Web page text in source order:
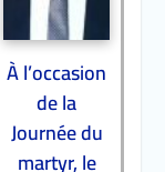
À l’occasion
de la
Journée du
martyr, le